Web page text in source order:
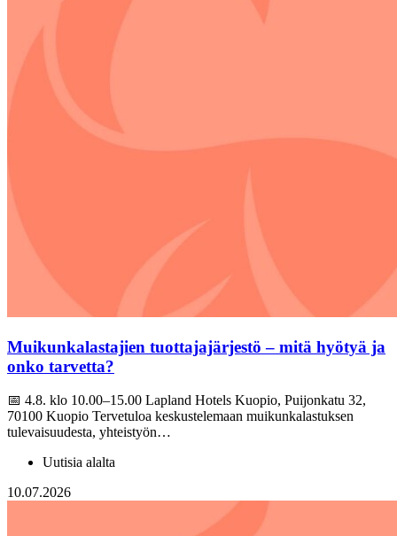
Muikunkalastajien tuottajajärjestö – mitä hyötyä ja
onko tarvetta?
📅 4.8. klo 10.00–15.00 Lapland Hotels Kuopio, Puijonkatu 32,
70100 Kuopio Tervetuloa keskustelemaan muikunkalastuksen
tulevaisuudesta, yhteistyön…
Uutisia alalta
10.07.2026